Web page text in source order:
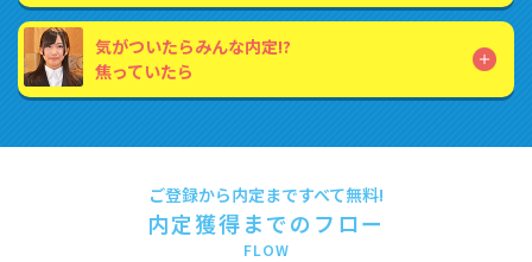
気がついたらみんな内定!?
焦っていたら
ご登録から内定まですべて無料!
内定獲得までのフロー
FLOW